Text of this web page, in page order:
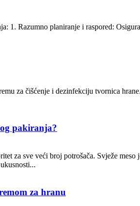
1. Razumno planiranje i raspored:
za čišćenje i dezinfekciju tvornica
pakiranja?
za sve veći broj potrošača. Svježe
za hranu